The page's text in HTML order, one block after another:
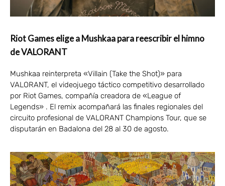
Riot Games elige a Mushkaa para reescribir el himno
de VALORANT
Mushkaa reinterpreta «Villain (Take the Shot)» para
VALORANT, el videojuego táctico competitivo desarrollado
por Riot Games, compañía creadora de «League of
Legends» . El remix acompañará las finales regionales del
circuito profesional de VALORANT Champions Tour, que se
disputarán en Badalona del 28 al 30 de agosto.